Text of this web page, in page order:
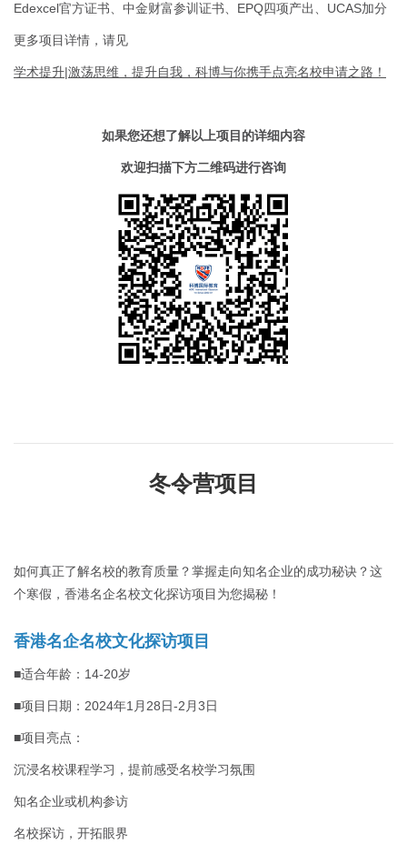
Edexcel官方证书、中金财富参训证书、EPQ四项产出、UCAS加分
更多项目详情，请见
学术提升|激荡思维，提升自我，科博与你携手点亮名校申请之路！
如果您还想了解以上项目的详细内容
欢迎扫描下方二维码进行咨询
冬令营项目
如何真正了解名校的教育质量？掌握走向知名企业的成功秘诀？这
个寒假，香港名企名校文化探访项目为您揭秘！
香港名企名校文化探访项目
■适合年龄：14-20岁
■项目日期：2024年1月28日-2月3日
■项目亮点：
沉浸名校课程学习，提前感受名校学习氛围
知名企业或机构参访
名校探访，开拓眼界